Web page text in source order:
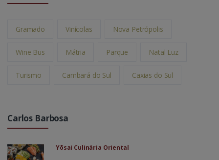
Gramado Vinícolas Nova Petrópolis
Wine Bus Mátria Parque Natal Luz
Turismo Cambará do Sul Caxias do Sul
Carlos Barbosa
Yōsai Culinária Oriental